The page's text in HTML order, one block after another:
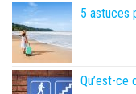
5 astuces
Qu’est-ce